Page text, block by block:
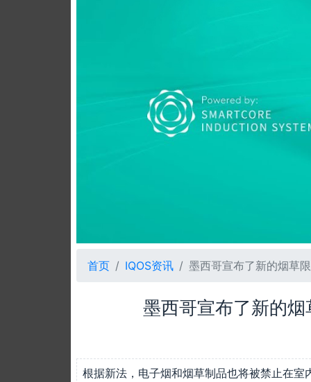
首页 IQOS资讯 墨西哥宣布了新的烟草
墨西哥宣布了新的
根据新法，电子烟和烟草制品也将被禁止在室